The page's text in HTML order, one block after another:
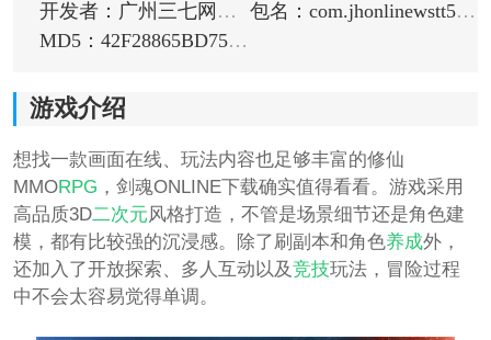
开发者：广州三七网络科技有限公司
包名：com.jhonlinewstt581.ggws
MD5：42F28865BD759A124E6AF88C44675D68
游戏介绍
想找一款画面在线、玩法内容也足够丰富的修仙
MMORPG ，剑魂ONLINE下载确实值得看看。游戏采用
高品质3D二次元风格打造，不管是场景细节还是角色建
模，都有比较强的沉浸感。除了刷副本和角色养成外，
还加入了开放探索、多人互动以及竞技玩法，冒险过程
中不会太容易觉得单调。